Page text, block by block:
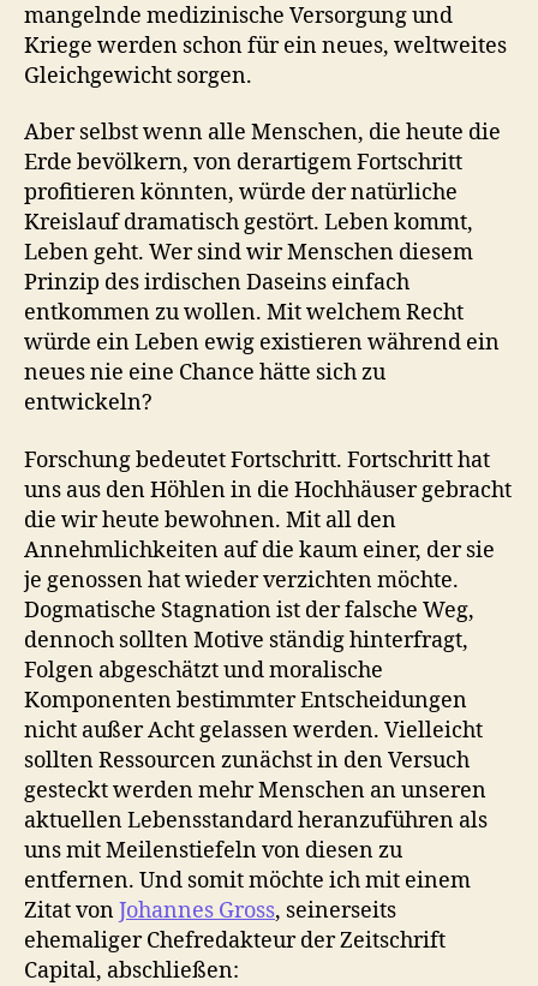
mangelnde medizinische Versorgung und
Kriege werden schon für ein neues, weltweites
Gleichgewicht sorgen.
Aber selbst wenn alle Menschen, die heute die
Erde bevölkern, von derartigem Fortschritt
profitieren könnten, würde der natürliche
Kreislauf dramatisch gestört. Leben kommt,
Leben geht. Wer sind wir Menschen diesem
Prinzip des irdischen Daseins einfach
entkommen zu wollen. Mit welchem Recht
würde ein Leben ewig existieren während ein
neues nie eine Chance hätte sich zu
entwickeln?
Forschung bedeutet Fortschritt. Fortschritt hat
uns aus den Höhlen in die Hochhäuser gebracht
die wir heute bewohnen. Mit all den
Annehmlichkeiten auf die kaum einer, der sie
je genossen hat wieder verzichten möchte.
Dogmatische Stagnation ist der falsche Weg,
dennoch sollten Motive ständig hinterfragt,
Folgen abgeschätzt und moralische
Komponenten bestimmter Entscheidungen
nicht außer Acht gelassen werden. Vielleicht
sollten Ressourcen zunächst in den Versuch
gesteckt werden mehr Menschen an unseren
aktuellen Lebensstandard heranzuführen als
uns mit Meilenstiefeln von diesen zu
entfernen. Und somit möchte ich mit einem
Zitat vonJohannes Gross, seinerseits
ehemaliger Chefredakteur der Zeitschrift
Capital, abschließen: